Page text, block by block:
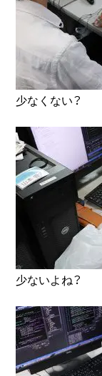
少なくない？
少ないよね？